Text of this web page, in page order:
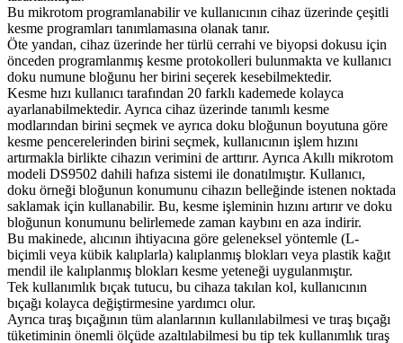
Bu mikrotom programlanabilir ve kullanıcının cihaz üzerinde çeşitli
kesme programları tanımlamasına olanak tanır.
Öte yandan, cihaz üzerinde her türlü cerrahi ve biyopsi dokusu için
önceden programlanmış kesme protokolleri bulunmakta ve kullanıcı
doku numune bloğunu her birini seçerek kesebilmektedir.
Kesme hızı kullanıcı tarafından 20 farklı kademede kolayca
ayarlanabilmektedir. Ayrıca cihaz üzerinde tanımlı kesme
modlarından birini seçmek ve ayrıca doku bloğunun boyutuna göre
kesme pencerelerinden birini seçmek, kullanıcının işlem hızını
artırmakla birlikte cihazın verimini de arttırır. Ayrıca Akıllı mikrotom
modeli DS9502 dahili hafıza sistemi ile donatılmıştır. Kullanıcı,
doku örneği bloğunun konumunu cihazın belleğinde istenen noktada
saklamak için kullanabilir. Bu, kesme işleminin hızını artırır ve doku
bloğunun konumunu belirlemede zaman kaybını en aza indirir.
Bu makinede, alıcının ihtiyacına göre geleneksel yöntemle (L-
biçimli veya kübik kalıplarla) kalıplanmış blokları veya plastik kağıt
mendil ile kalıplanmış blokları kesme yeteneği uygulanmıştır.
Tek kullanımlık bıçak tutucu, bu cihaza takılan kol, kullanıcının
bıçağı kolayca değiştirmesine yardımcı olur.
Ayrıca tıraş bıçağının tüm alanlarının kullanılabilmesi ve tıraş bıçağı
tüketiminin önemli ölçüde azaltılabilmesi bu tip tek kullanımlık tıraş